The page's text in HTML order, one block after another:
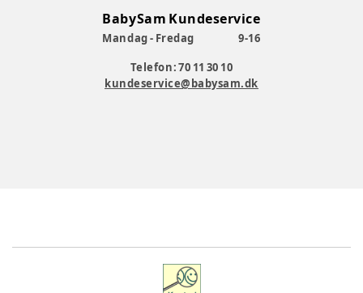
BabySam Kundeservice
Mandag - Fredag
9-16
Telefon: 70 11 30 10
kundeservice@babysam.dk